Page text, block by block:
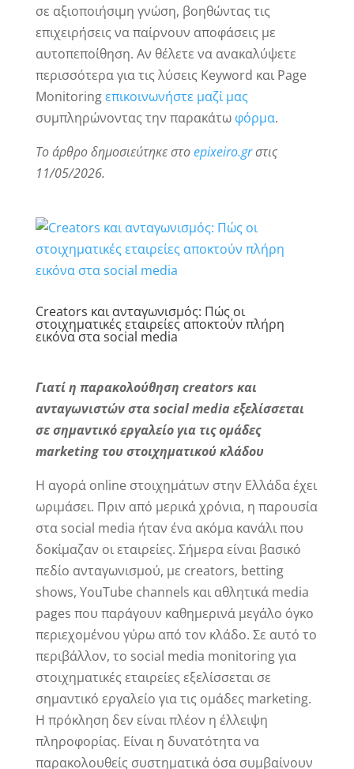
σε αξιοποιήσιμη γνώση, βοηθώντας τις
επιχειρήσεις να παίρνουν αποφάσεις με
αυτοπεποίθηση. Αν θέλετε να ανακαλύψετε
περισσότερα για τις λύσεις Keyword και Page
Monitoringεπικοινωνήστε μαζί μας
συμπληρώνοντας την παρακάτω φόρμα.
Το άρθρο δημοσιεύτηκε στοepixeiro.grστις
11/05/2026.
Creators και ανταγωνισμός: Πώς οι
στοιχηματικές εταιρείες αποκτούν πλήρη
εικόνα στα social media
Γιατί η παρακολούθηση creators και
ανταγωνιστών στα social media εξελίσσεται
σε σημαντικό εργαλείο για τις ομάδες
marketing του στοιχηματικού κλάδου
Η αγορά online στοιχημάτων στην Ελλάδα έχει
ωριμάσει. Πριν από μερικά χρόνια, η παρουσία
στα social media ήταν ένα ακόμα κανάλι που
δοκίμαζαν οι εταιρείες. Σήμερα είναι βασικό
πεδίο ανταγωνισμού, με creators, betting
shows, YouTube channels και αθλητικά media
pages που παράγουν καθημερινά μεγάλο όγκο
περιεχομένου γύρω από τον κλάδο. Σε αυτό το
περιβάλλον, το social media monitoring για
στοιχηματικές εταιρείες εξελίσσεται σε
σημαντικό εργαλείο για τις ομάδες marketing.
Η πρόκληση δεν είναι πλέον η έλλειψη
πληροφορίας. Είναι η δυνατότητα να
παρακολουθείς συστηματικά όσα συμβαίνουν